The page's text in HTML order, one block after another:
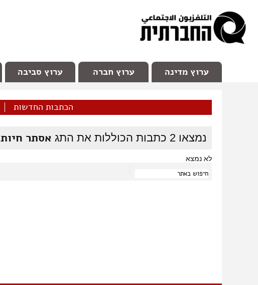
ערוץ מדינה ערוץ חברה ערוץ סביבה
הכתבות החדשות
נמצאו 2 כתבות הכוללות את התג אסתר חיות
לא נמצא